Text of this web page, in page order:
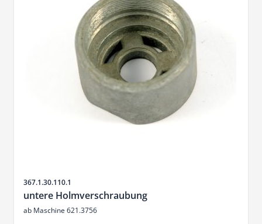
Sku
367.1.30.110.1
untere Holmverschraubung
ab Maschine 621.3756